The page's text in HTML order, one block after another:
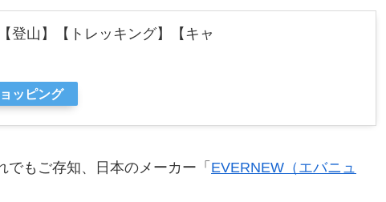
登山】【トレッキング】【キャ
ッピング
もご存知、日本のメーカー「 EVERNEW（エバニュ